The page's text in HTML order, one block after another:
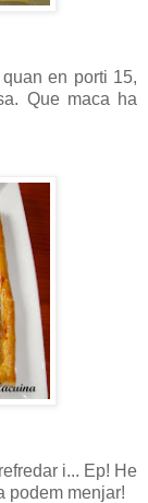
en porti 15,
Que maca ha
i... Ep! He
podem menjar!